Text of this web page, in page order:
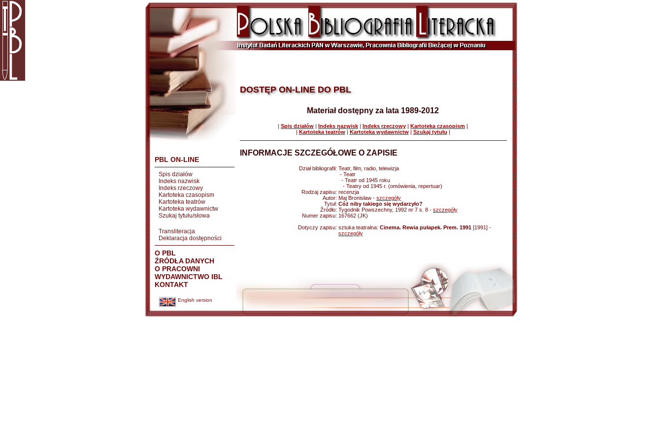
PBL ON-LINE
Spis działów
Indeks nazwisk
Indeks rzeczowy
Kartoteka czasopism
Kartoteka teatrów
Kartoteka wydawnictw
Szukaj tytułu/słowa
Transliteracja
Deklaracja dostępności
O PBL
ŹRÓDŁA DANYCH
O PRACOWNI
WYDAWNICTWO IBL
KONTAKT
English version
DOSTĘP ON-LINE DO PBL
Materiał dostępny za lata 1989-2012
| Spis działów | Indeks nazwisk | Indeks rzeczowy | Kartoteka czasopism |
| Kartoteka teatrów| Kartoteka wydawnictw| Szukaj tytułu |
INFORMACJE SZCZEGÓŁOWE O ZAPISIE
Dział bibliografii: Teatr, film, radio, telewizja
- Teatr
- Teatr od 1945 roku
- Teatry od 1945 r. (omówienia, repertuar)
Rodzaj zapisu: recenzja
Autor: Maj Bronisław - szczegóły
Tytuł: Cóż niby takiego się wydarzyło?
Źródło: Tygodnik Powszechny, 1992 nr 7 s. 8 - szczegóły
Numer zapisu: 167662 (JK)
Dotyczy zapisu: sztuka teatralna: Cinema. Rewia pułapek. Prem. 1991 [1991] -
szczegóły